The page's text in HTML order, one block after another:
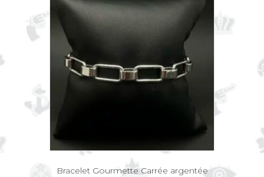
Bracelet Gourmette Carrée argentée